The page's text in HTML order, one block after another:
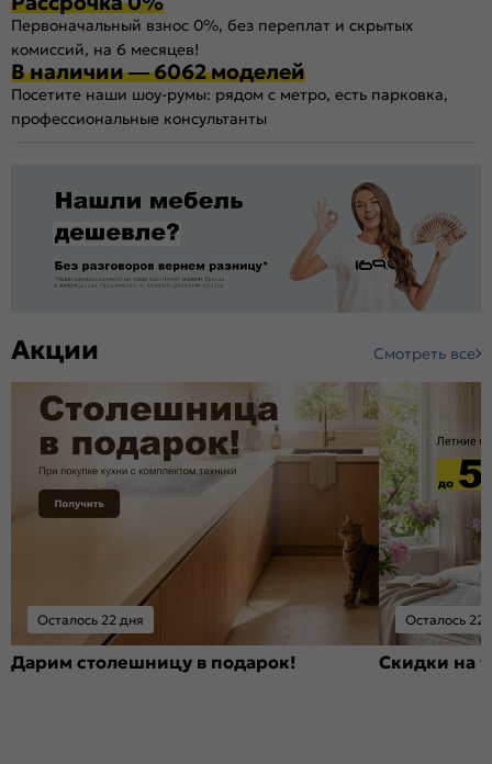
Первоначальный взнос 0%, без переплат и скрытых
комиссий, на 6 месяцев!
В наличии — 6062 моделей
Посетите наши шоу-румы: рядом с метро, есть парковка,
профессиональные консультанты
Акции Смотреть все
Осталось 22 дня
Дарим столешницу в подарок!
Осталось 22
Скидки на